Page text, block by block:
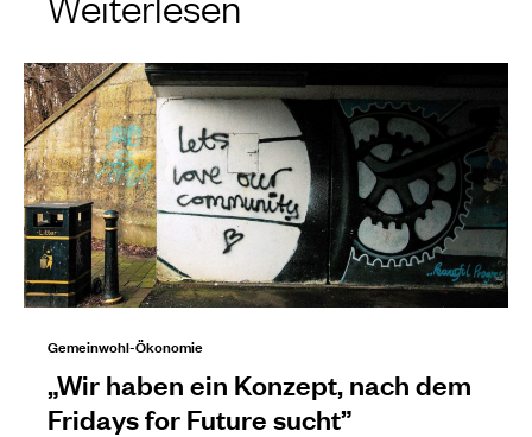
Gemeinwohl-Ökonomie
„Wir haben ein Konzept, nach dem
Fridays for Future sucht”